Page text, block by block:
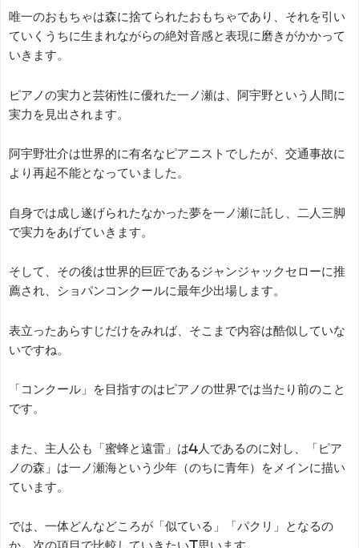
唯一のおもちゃは森に捨てられたおもちゃであり、それを引い
ていくうちに生まれながらの絶対音感と表現に磨きがかかって
いきます。
ピアノの実力と芸術性に優れた一ノ瀬は、阿宇野という人間に
実力を見出されます。
阿宇野壮介は世界的に有名なピアニストでしたが、交通事故に
より再起不能となっていました。
自身では成し遂げられたなかった夢を一ノ瀬に託し、二人三脚
で実力をあげていきます。
そして、その後は世界的巨匠であるジャンジャックセローに推
薦され、ショパンコンクールに最年少出場します。
表立ったあらすじだけをみれば、そこまで内容は酷似していな
いですね。
「コンクール」を目指すのはピアノの世界では当たり前のこと
です。
また、主人公も「蜜蜂と遠雷」は4人であるのに対し、「ピア
ノの森」は一ノ瀬海という少年（のちに青年）をメインに描い
ています。
では、一体どんなどころが「似ている」「パクリ」となるの
か。次の項目で比較していきたいt思います。